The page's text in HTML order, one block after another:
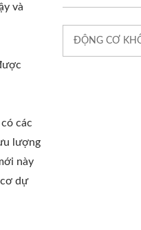
và
các
lượng
này
dự
ĐỘNG CƠ